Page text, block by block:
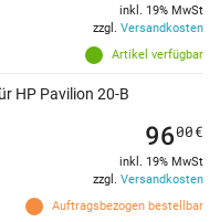
Artikel verfügbar
inkl. 19% MwSt
zzgl. Versandkosten
HP Pavilion 20-B
Auftragsbezogen bestellbar
9600€
inkl. 19% MwSt
zzgl. Versandkosten